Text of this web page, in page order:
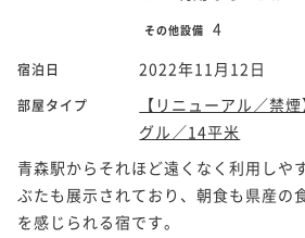
その他設備 4
宿泊日 2022年11月12日
部屋タイプ
【リニューアル／禁
グル／14平米
青森駅からそれほど遠くなく利用しや
ぶたも展示されており、朝食も県産の
を感じられる宿です。